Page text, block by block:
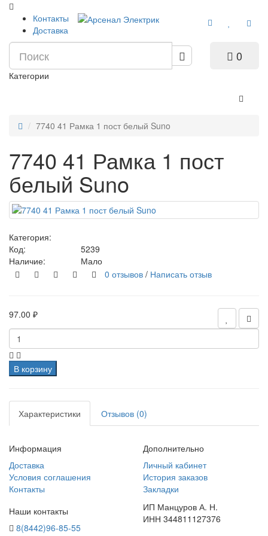
Контакты
Доставка
0
Категории
7740 41 Рамка 1 пост белый Suno
7740 41 Рамка 1 пост
белый Suno
Категория:
Код:
5239
Наличие:
Мало
0 отзывов / Написать отзыв
97.00 ₽
В корзину
Характеристики Отзывов (0)
Информация
Доставка
Условия соглашения
Контакты
Дополнительно
Личный кабинет
История заказов
Закладки
Наши контакты
8(8442)96-85-55
ИП Манцуров А. Н.
ИНН 344811127376